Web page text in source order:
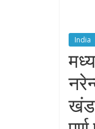
India
खंड